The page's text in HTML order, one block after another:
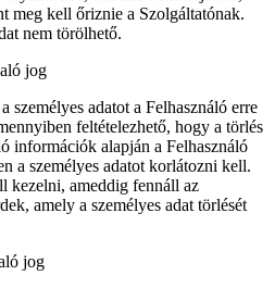
meg kell őriznie a Szolgáltatónak.
nem törölhető.
jog
személyes adatot a Felhasználó erre
feltételezhető, hogy a törlés
információk alapján a Felhasználó
a személyes adatot korlátozni kell.
kezelni, ameddig fennáll az
amely a személyes adat törlését
jog